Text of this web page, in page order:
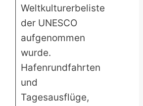
Weltkulturerbeliste
der UNESCO
aufgenommen
wurde.
Hafenrundfahrten
und
Tagesausflüge,